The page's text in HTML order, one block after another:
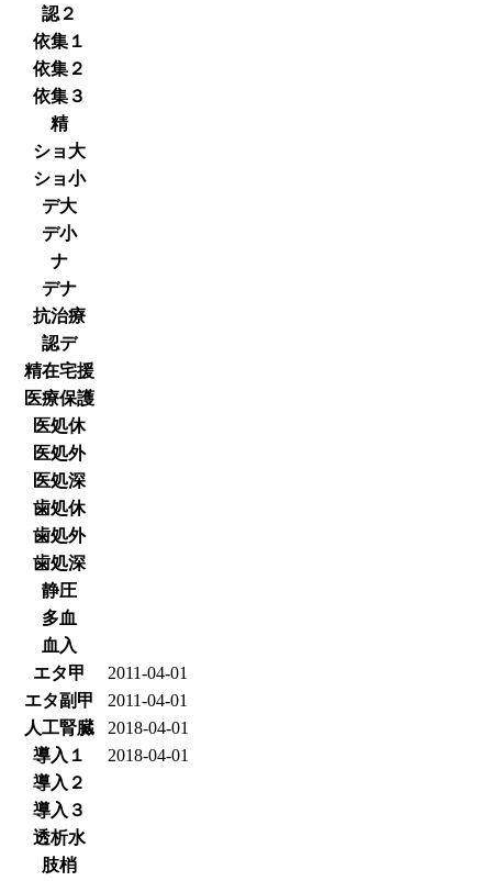
認２
依集１
依集２
依集３
精
ショ大
ショ小
デ大
デ小
ナ
デナ
抗治療
認デ
精在宅援
医療保護
医処休
医処外
医処深
歯処休
歯処外
歯処深
静圧
多血
血入
エタ甲
2011-04-01
エタ副甲
2011-04-01
人工腎臓
2018-04-01
導入１
2018-04-01
導入２
導入３
透析水
肢梢